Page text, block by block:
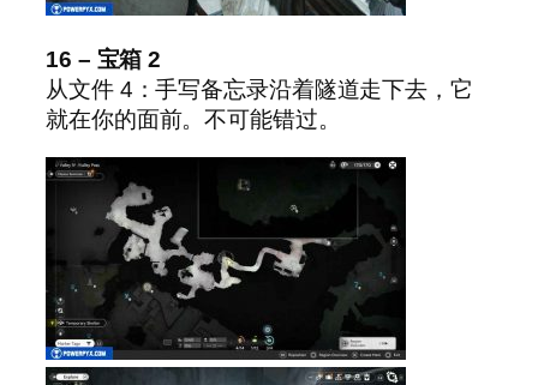
16 – 宝箱 2
从文件 4：手写备忘录沿着隧道走下去，它
就在你的面前。不可能错过。